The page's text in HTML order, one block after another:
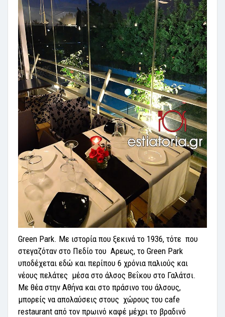
Green Park. Με ιστορία που ξεκινά το 1936, τότε που
στεγαζόταν στο Πεδίο του Αρεως, το Green Park
υποδέχεται εδώ και περίπου 6 χρόνια παλιούς και
νέους πελάτες μέσα στο άλσος Βεΐκου στο Γαλάτσι.
Με θέα στην Αθήνα και στο πράσινο του άλσους,
μπορείς να απολαύσεις στους χώρους του cafe
restaurant από τον πρωινό καφέ μέχρι το βραδινό